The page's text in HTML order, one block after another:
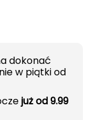
dokonać
w piątki od
już od 9.99